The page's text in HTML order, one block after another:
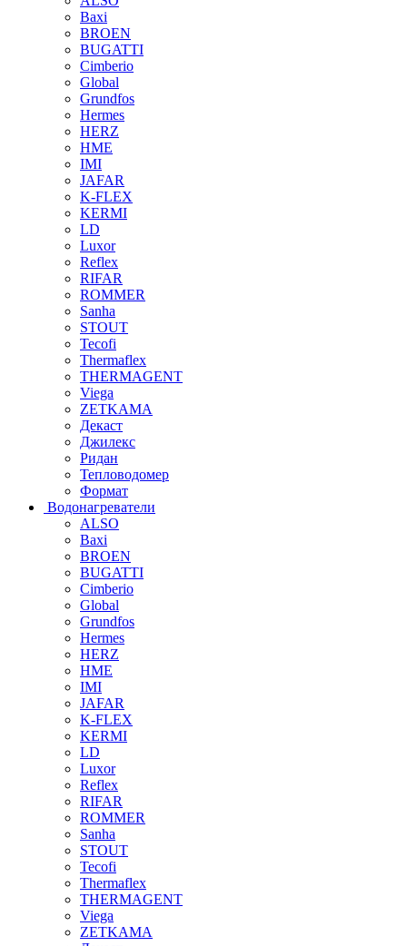
Baxi
BROEN
BUGATTI
Cimberio
Global
Grundfos
Hermes
HERZ
HME
IMI
JAFAR
K-FLEX
KERMI
LD
Luxor
Reflex
RIFAR
ROMMER
Sanha
STOUT
Tecofi
Thermaflex
THERMAGENT
Viega
ZETKAMA
Декаст
Джилекс
Ридан
Тепловодомер
Формат
Водонагреватели
ALSO
Baxi
BROEN
BUGATTI
Cimberio
Global
Grundfos
Hermes
HERZ
HME
IMI
JAFAR
K-FLEX
KERMI
LD
Luxor
Reflex
RIFAR
ROMMER
Sanha
STOUT
Tecofi
Thermaflex
THERMAGENT
Viega
ZETKAMA